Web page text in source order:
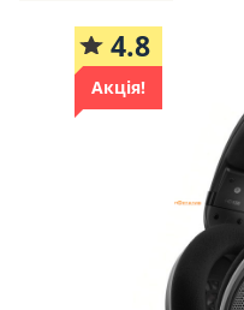
4.8
Акція!